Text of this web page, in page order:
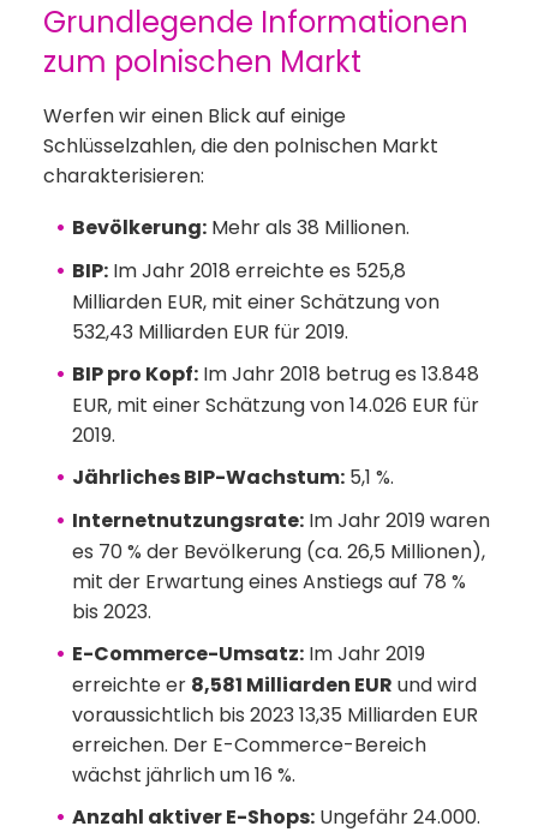
Grundlegende Informationen
zum polnischen Markt
Werfen wir einen Blick auf einige
Schlüsselzahlen, die den polnischen Markt
charakterisieren:
Bevölkerung:Mehr als 38 Millionen.
BIP:Im Jahr 2018 erreichte es 525,8
Milliarden EUR, mit einer Schätzung von
532,43 Milliarden EUR für 2019.
BIP pro Kopf:Im Jahr 2018 betrug es 13.848
EUR, mit einer Schätzung von 14.026 EUR für
2019.
Jährliches BIP-Wachstum:5,1 %.
Internetnutzungsrate:Im Jahr 2019 waren
es 70 % der Bevölkerung (ca. 26,5 Millionen),
mit der Erwartung eines Anstiegs auf 78 %
bis 2023.
E-Commerce-Umsatz:Im Jahr 2019
erreichte er 8,581 Milliarden EUR und wird
voraussichtlich bis 2023 13,35 Milliarden EUR
erreichen. Der E-Commerce-Bereich
wächst jährlich um 16 %.
Anzahl aktiver E-Shops:Ungefähr 24.000.